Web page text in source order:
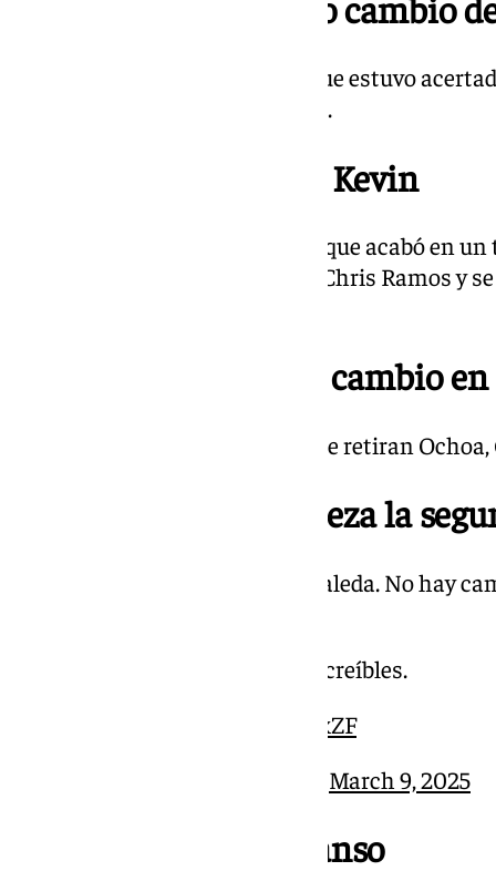
Entra Sangalli por un Juanpe que estuvo
debido a las bajas en la medular.
17.39; Min. 63 | Fuera Kevin
Buen acercamiento del Málaga que acabó en
que se marchó desviado. Entra Chris Ramos y
17.37; Min. 61 | Triple cambio
Entran Dioni, Lobete y Kevin y se retiran
17.20; Min. 46 | Empieza la
Se reanuda el partido de La Rosaleda. No hay
Con lluvia o sin ella, sois increíbles.
pic.twitter.com/HCeoiV3xZF
March 9, 2025
17.05; Min. 45 | Descanso